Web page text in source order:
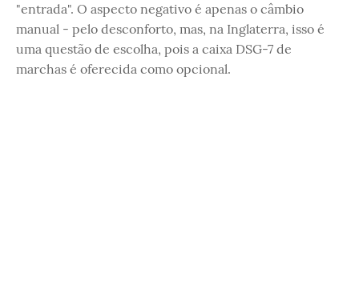
"entrada". O aspecto negativo é apenas o câmbio
manual - pelo desconforto, mas, na Inglaterra, isso é
uma questão de escolha, pois a caixa DSG-7 de
marchas é oferecida como opcional.